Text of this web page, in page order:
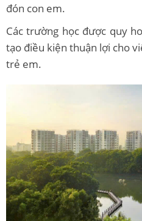
đón con em.
Các trường học được quy
tạo điều kiện thuận lợi cho
trẻ em.